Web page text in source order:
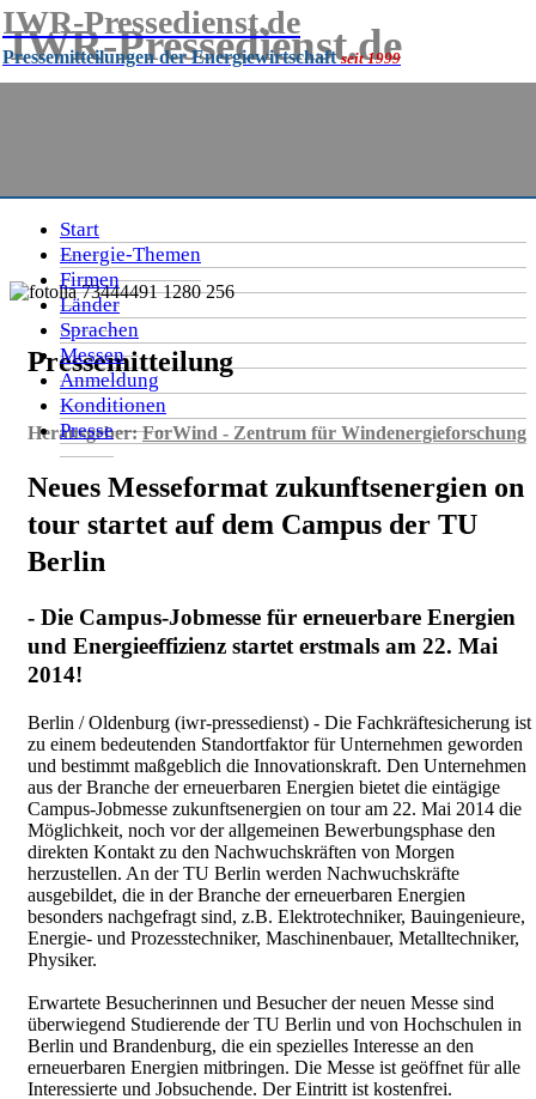
IWR-Pressedienst.de
Start
Energie-Themen
Firmen
Länder
Sprachen
Messen
Anmeldung
Konditionen
Presse
IWR-Pressedienst.de
Pressemitteilungen der Energiewirtschaftseit 1999
Pressemitteilung
Herausgeber:ForWind - Zentrum für Windenergieforschung
Neues Messeformat zukunftsenergien on
tour startet auf dem Campus der TU
Berlin
- Die Campus-Jobmesse für erneuerbare Energien
und Energieeffizienz startet erstmals am 22. Mai
2014!
Berlin / Oldenburg (iwr-pressedienst) - Die Fachkräftesicherung ist
zu einem bedeutenden Standortfaktor für Unternehmen geworden
und bestimmt maßgeblich die Innovationskraft. Den Unternehmen
aus der Branche der erneuerbaren Energien bietet die eintägige
Campus-Jobmesse zukunftsenergien on tour am 22. Mai 2014 die
Möglichkeit, noch vor der allgemeinen Bewerbungsphase den
direkten Kontakt zu den Nachwuchskräften von Morgen
herzustellen. An der TU Berlin werden Nachwuchskräfte
ausgebildet, die in der Branche der erneuerbaren Energien
besonders nachgefragt sind, z.B. Elektrotechniker, Bauingenieure,
Energie- und Prozesstechniker, Maschinenbauer, Metalltechniker,
Physiker.
Erwartete Besucherinnen und Besucher der neuen Messe sind
überwiegend Studierende der TU Berlin und von Hochschulen in
Berlin und Brandenburg, die ein spezielles Interesse an den
erneuerbaren Energien mitbringen. Die Messe ist geöffnet für alle
Interessierte und Jobsuchende. Der Eintritt ist kostenfrei.